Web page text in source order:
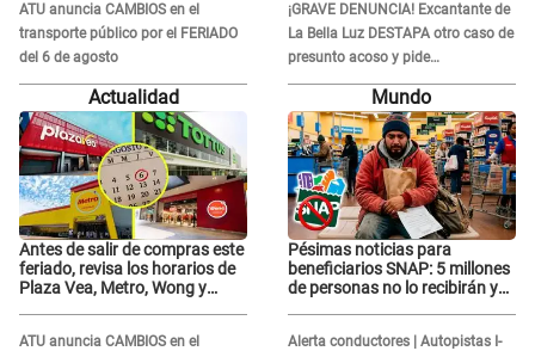
ATU anuncia CAMBIOS en el
transporte público por el FERIADO
del 6 de agosto
¡GRAVE DENUNCIA! Excantante de
La Bella Luz DESTAPA otro caso de
presunto acoso y pide
PROTECCIÓN por temor a
represalias: "Yo siempre..."
Actualidad
Antes de salir de compras este
feriado, revisa los horarios de
Plaza Vea, Metro, Wong y
ATU anuncia CAMBIOS en el
Mundo
Pésimas noticias para
beneficiarios SNAP: 5 millones
de personas no lo recibirán y
Alerta conductores | Autopistas I-